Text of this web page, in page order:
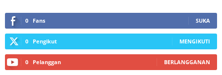
0 Fans SUKA
0 Pengikut MENGIKUTI
0 Pelanggan BERLANGGANAN